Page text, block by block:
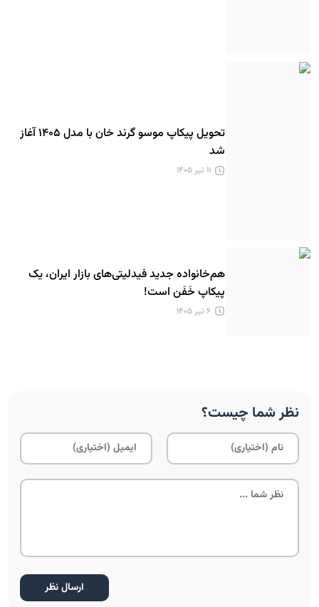
تحویل پیکاپ موسو گرند خان با مدل ۱۴۰۵ آغاز
شد
۱۱ تیر ۱۴۰۵
هم‌خانواده جدید فیدلیتی‌های بازار ایران، یک
پیکاپ خَفَن است!
۶ تیر ۱۴۰۵
نظر شما چیست؟